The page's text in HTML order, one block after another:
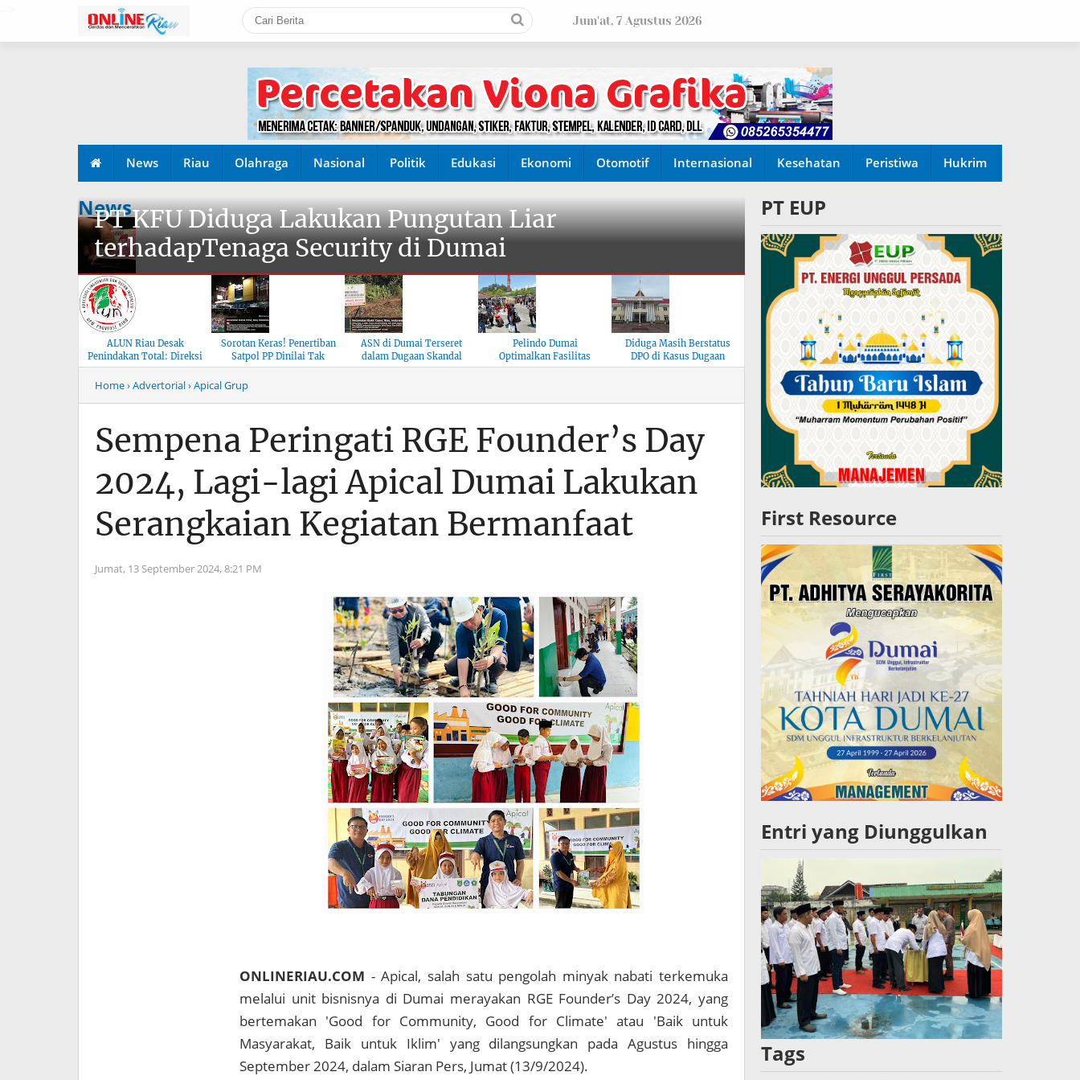
Jum'at, 7 Agustus 2026
News Riau Olahraga Nasional Politik Edukasi Ekonomi Otomotif Internasional Kesehatan Peristiwa Hukrim
News
PT KFU Diduga Lakukan Pungutan Liar
terhadapTenaga Security di Dumai
ALUN Riau Desak
Penindakan Total: Direksi
Musim Mas Harus
Bertanggung Jawab
Sorotan Keras! Penertiban
Satpol PP Dinilai Tak
Menyentuh “Kelas Atas”
Hiburan Malam
ASN di Dumai Terseret
dalam Dugaan Skandal
KSO, Integritas Aparatur
Pelindo Dumai
Optimalkan Fasilitas
untuk Kenyamanan Arus
Diduga Masih Berstatus
DPO di Kasus Dugaan
Pemalsuan Paspor, Polres
Home› Advertorial› Apical Grup
Sempena Peringati RGE Founder’s Day
2024, Lagi-lagi Apical Dumai Lakukan
Serangkaian Kegiatan Bermanfaat
Jumat, 13 September 2024, 8:21 PM
ONLINERIAU.COM - Apical, salah satu pengolah minyak nabati terkemuka
melalui unit bisnisnya di Dumai merayakan RGE Founder’s Day 2024, yang
bertemakan 'Good for Community, Good for Climate' atau 'Baik untuk
Masyarakat, Baik untuk Iklim' yang dilangsungkan pada Agustus hingga
September 2024, dalam Siaran Pers, Jumat (13/9/2024).
PT EUP
First Resource
Entri yang Diunggulkan
Tags